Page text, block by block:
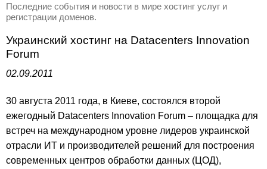
Последние события и новости в мире хостинг услуг и
регистрации доменов.
Украинский хостинг на Datacenters Innovation
Forum
02.09.2011
30 августа 2011 года, в Киеве, состоялся второй
ежегодный Datacenters Innovation Forum – площадка для
встреч на международном уровне лидеров украинской
отрасли ИТ и производителей решений для построения
современных центров обработки данных (ЦОД),